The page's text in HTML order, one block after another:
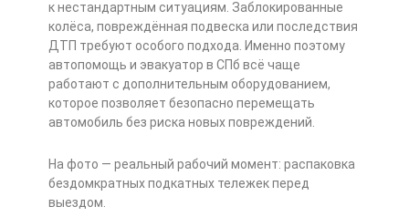
к нестандартным ситуациям. Заблокированные
колёса, повреждённая подвеска или последствия
ДТП требуют особого подхода. Именно поэтому
автопомощь и эвакуатор в СПб всё чаще
работают с дополнительным оборудованием,
которое позволяет безопасно перемещать
автомобиль без риска новых повреждений.
На фото — реальный рабочий момент: распаковка
бездомкратных подкатных тележек перед
выездом.